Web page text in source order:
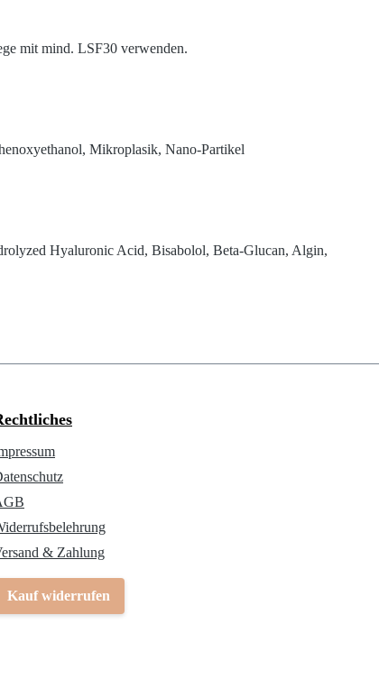
mit mind. LSF30 verwenden.
Mikroplasik, Nano-Partikel
Hyaluronic Acid, Bisabolol, Beta-Glucan, Algin,
& Zahlung
Kauf widerrufen